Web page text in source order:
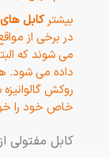
بیشترکابل
در برخی از
می شوند که
داده می شود.
روکش
خاص خود را
کابل مفتولی